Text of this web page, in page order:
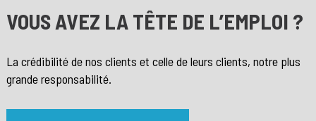
VOUS AVEZ LA TÊTE DE L’EMPLOI ?
La crédibilité de nos clients et celle de leurs clients, notre plus
grande responsabilité.